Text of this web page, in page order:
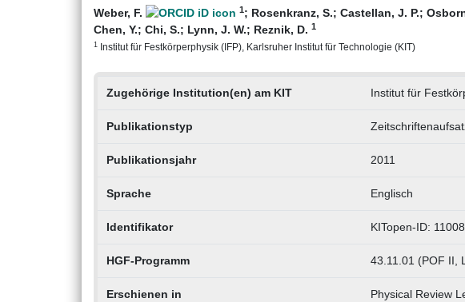
Weber, F. 1; Rosenkranz, S.; Castellan, J. P.;
Chen, Y.; Chi, S.; Lynn, J. W.; Reznik, D. 1
1 Institut für Festkörperphysik (IFP), Karlsruher Institut für Technologie (KIT)
Zugehörige Institution(en) am KIT Institut für
Publikationstyp
Publikationsjahr 2011
Sprache Englisch
Identifikator KITopen-ID:
HGF-Programm 43.11.01 (POF II,
Erschienen in Physical Review